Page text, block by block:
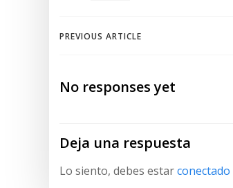
Navegación
de
entradas
PREVIOUS ARTICLE
No responses yet
Deja una respuesta
Lo siento, debes estarconectado